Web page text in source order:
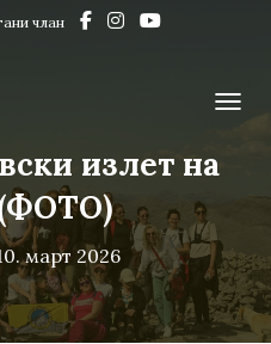
члан
излет на
март 2026